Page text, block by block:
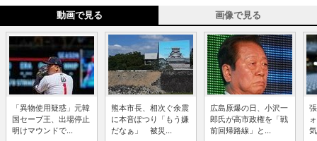
動画で見る 画像で見る
「異物使用疑惑」元韓
国セーブ王、出場停止
明けマウンドで...
熊本市長、相次ぐ余震
に本音ぽつり「もう嫌
だなぁ」 被災...
広島原爆の日、小沢一
郎氏が高市政権を「戦
前回帰路線」と...